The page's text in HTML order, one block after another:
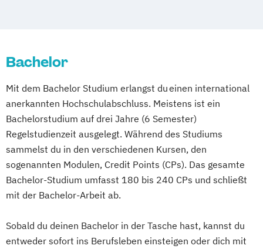
Schmerztherapie
Medical Fitness & Athletic Management
Medizinalfachberufe
Naturheilkunde und komplementäre
Heilverfahren
Osteopathie i.V.
Sozialmanagement
Bachelor
Mit dem Bachelor Studium erlangst du einen international
anerkannten Hochschulabschluss. Meistens ist ein
Bachelorstudium auf drei Jahre (6 Semester)
Regelstudienzeit ausgelegt. Während des Studiums
sammelst du in den verschiedenen Kursen, den
sogenannten Modulen, Credit Points (CPs). Das gesamte
Bachelor-Studium umfasst 180 bis 240 CPs und schließt
mit der Bachelor-Arbeit ab.
Sobald du deinen Bachelor in der Tasche hast, kannst du
entweder sofort ins Berufsleben einsteigen oder dich mit